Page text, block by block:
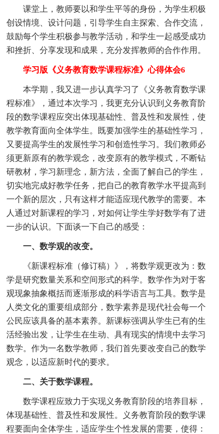
课堂上，教师要以和学生平等的身份，为学生积极
创设情境、设计问题，引导学生自主探索、合作交流，
鼓励每个学生积极参与教学活动，和学生一起感受成功
和挫折、分享发现和成果，充分发挥教师的合作作用。
学习版《义务教育数学课程标准》心得体会6
本学期，我又进一步认真学习了《义务教育数学课
程标准》，通过本次学习，我更充分认识到义务教育阶
段的数学课程应突出体现基础性、普及性和发展性，使
教学教育面向全体学生。既要加强学生的基础性学习，
又要提高学生的发展性学习和创造性学习。我们教师必
须更新原有的教学观念，改变原有的教学模式，不断钻
研教材，学习新理念，新方法，全面了解自己的学生，
切实地完成好教学任务，把自己的教育教学水平提高到
一个新的层次，只有这样才能适应现代教学的需要。本
人通过对新课程的学习，对如何让学生学好数学有了进
一步的认识。下面谈一下自己的感受：
一、数学观的改变。
《新课程标准（修订稿）》，将数学观更改为：数
学是研究数量关系和空间形式的科学。数学作为对于客
观现象抽象概括而逐渐形成的科学语言与工具。数学是
人类文化的重要组成部分，数学素养是现代社会每一个
公民应该具备的基本素养。新课标强调从学生已有的生
活经验出发，让学生在生动、具有现实的情境中去学习
数学。作为一名数学教师，我们首先要改变自己的数学
观念，以适应新时代的要求。
二、关于数学课程。
数学课程应致力于实现义务教育阶段的培养目标，
体现基础性、普及性和发展性。义务教育阶段的数学课
程要面向全体学生，适应学生个性发展的需要，使得：